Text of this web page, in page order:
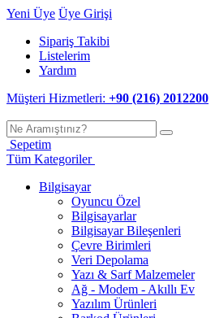
Yeni Üye Üye Girişi
Sipariş Takibi
Listelerim
Yardım
Müşteri Hizmetleri: +90 (216) 2012200
Sepetim
Tüm Kategoriler
Bilgisayar
Oyuncu Özel
Bilgisayarlar
Bilgisayar Bileşenleri
Çevre Birimleri
Veri Depolama
Yazı & Sarf Malzemeler
Ağ - Modem - Akıllı Ev
Yazılım Ürünleri